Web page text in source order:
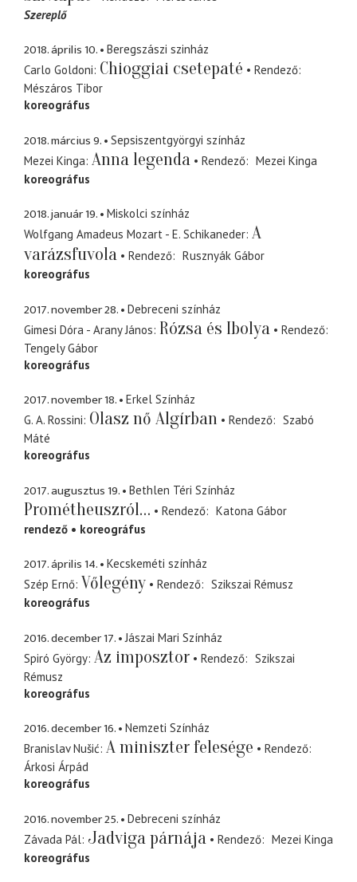
Szereplő
2018. április 10.
Beregszászi szinház
Carlo Goldoni Chioggiai csetepaté
Rendező
Mészáros Tibor
koreográfus
2018. március 9.
Sepsiszentgyörgyi színház
Mezei Kinga Anna legenda Rendező
Mezei Kinga
koreográfus
2018. január 19.
Miskolci színház
Wolfgang Amadeus Mozart - E. Schikaneder A
varázsfuvola
Rendező
Rusznyák Gábor
koreográfus
2017. november 28.
Debreceni színház
Gimesi Dóra - Arany János Rózsa és Ibolya
Rendező
Tengely Gábor
koreográfus
2017. november 18.
Erkel Színház
G. A. Rossini Olasz nő Algírban Rendező
Szabó
Máté
koreográfus
2017. augusztus 19. Bethlen Téri Színház
Prométheuszról… Rendező
Katona Gábor
rendező
koreográfus
2017. április 14.
Kecskeméti színház
Szép Ernő Vőlegény Rendező
Szikszai Rémusz
koreográfus
2016. december 17.
Jászai Mari Színház
Spiró György Az imposztor Rendező
Szikszai
Rémusz
koreográfus
2016. december 16.
Nemzeti Színház
Branislav Nušić A miniszter felesége
Rendező
Árkosi Árpád
koreográfus
2016. november 25.
Debreceni színház
Závada Pál Jadviga párnája Rendező
Mezei Kinga
koreográfus